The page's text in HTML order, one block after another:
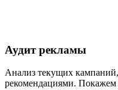
Аудит рекламы
Анализ текущих
рекомендациями. Покажем